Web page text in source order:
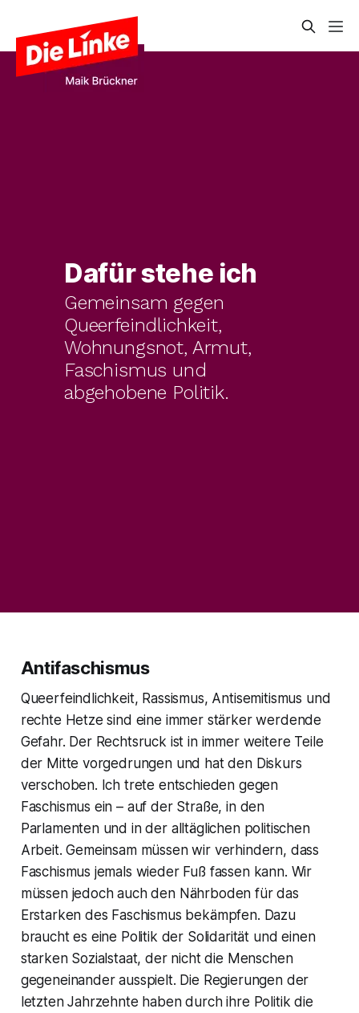
Dafür stehe ich
Gemeinsam gegen
Queerfeindlichkeit,
Wohnungsnot, Armut,
Faschismus und
abgehobene Politik.
Antifaschismus
Queerfeindlichkeit, Rassismus, Antisemitismus und
rechte Hetze sind eine immer stärker werdende
Gefahr. Der Rechtsruck ist in immer weitere Teile
der Mitte vorgedrungen und hat den Diskurs
verschoben. Ich trete entschieden gegen
Faschismus ein – auf der Straße, in den
Parlamenten und in der alltäglichen politischen
Arbeit. Gemeinsam müssen wir verhindern, dass
Faschismus jemals wieder Fuß fassen kann. Wir
müssen jedoch auch den Nährboden für das
Erstarken des Faschismus bekämpfen. Dazu
braucht es eine Politik der Solidarität und einen
starken Sozialstaat, der nicht die Menschen
gegeneinander ausspielt. Die Regierungen der
letzten Jahrzehnte haben durch ihre Politik die